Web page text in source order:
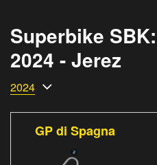
Superbike
2024 - Jerez
2024
GP di Spagna